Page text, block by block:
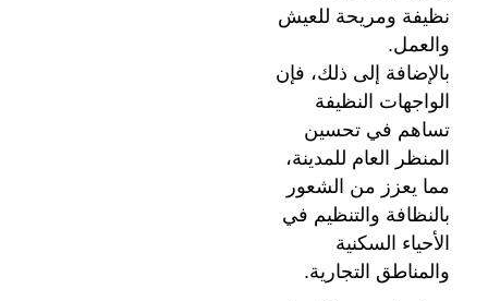
نظيفة ومريحة للعيش
والعمل.
بالإضافة إلى ذلك، فإن
الواجهات النظيفة
تساهم في تحسين
المنظر العام للمدينة،
مما يعزز من الشعور
بالنظافة والتنظيم في
الأحياء السكنية
والمناطق التجارية.